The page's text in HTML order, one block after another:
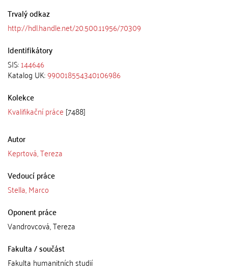
Trvalý odkaz
http://hdl.handle.net/20.500.11956/70309
Identifikátory
SIS:144646
Katalog UK:990018554340106986
Kolekce
Kvalifikační práce [7488]
Autor
Keprtová, Tereza
Vedoucí práce
Stella, Marco
Oponent práce
Vandrovcová, Tereza
Fakulta / součást
Fakulta humanitních studií